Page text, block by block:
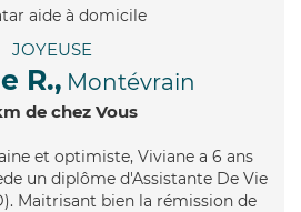
JOYEUSE
R., Montévrain
de chez Vous
et optimiste, Viviane a 6 ans
un diplôme d'Assistante De Vie
Maitrisant bien la rémission de